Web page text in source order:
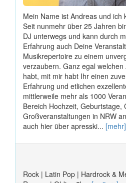
Mein Name ist Andreas und ich
Seit nunmehr über 25 Jahren
DJ unterwegs und kann durch
Erfahrung auch Deine
Musikrepertoire zu einem
verzaubern. Ganz egal
habt, mit mir habt Ihr einen
Erfahrung und etlichen
mittlerweile mehr als 1000
Bereich Hochzeit, Geburtstage,
Großveranstaltungen in NRW
auch hier über apresski... [mehr]
Rock | Latin Pop | Hardrock &